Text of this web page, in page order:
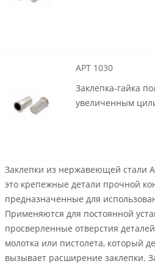
АРТ 1030
Заклепка-гайка
увеличенным
Заклепки из нержавеющей стали
это крепежные детали прочной
предназначенные для
Применяются для постоянной
просверленные отверстия
молотка или пистолета, который
вызывает расширение заклепки.